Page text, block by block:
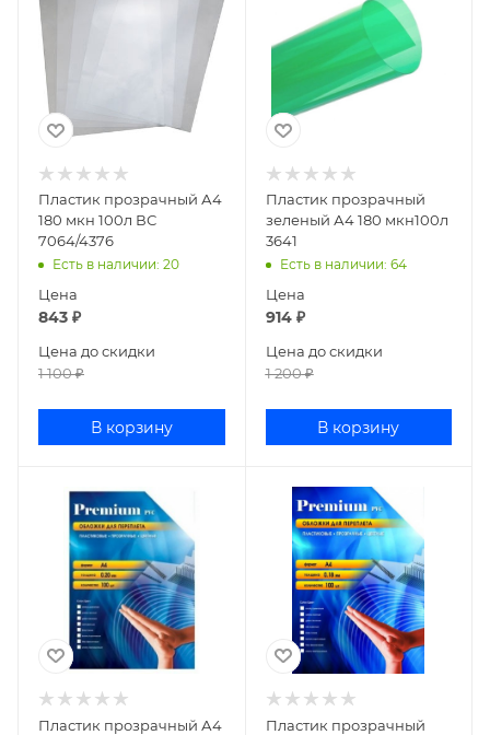
Пластик прозрачный А4
180 мкн 100л ВС
7064/4376
Есть в наличии: 20
Цена
843 ₽
Цена до скидки
1 100₽
В корзину
Пластик прозрачный
зеленый А4 180 мкн100л
3641
Есть в наличии: 64
Цена
914₽
Цена до скидки
1 200₽
В корзину
Пластик прозрачный А4
Пластик прозрачный